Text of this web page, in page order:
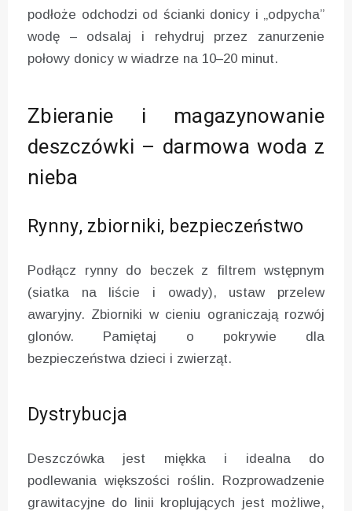
podłoże odchodzi od ścianki donicy i „odpycha”
wodę – odsalaj i rehydruj przez zanurzenie
połowy donicy w wiadrze na 10–20 minut.
Zbieranie i magazynowanie
deszczówki – darmowa woda z
nieba
Rynny, zbiorniki, bezpieczeństwo
Podłącz rynny do beczek z filtrem wstępnym
(siatka na liście i owady), ustaw przelew
awaryjny. Zbiorniki w cieniu ograniczają rozwój
glonów. Pamiętaj o pokrywie dla
bezpieczeństwa dzieci i zwierząt.
Dystrybucja
Deszczówka jest miękka i idealna do
podlewania większości roślin. Rozprowadzenie
grawitacyjne do linii kroplujących jest możliwe,